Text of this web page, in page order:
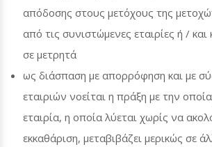
απόδοσης στους μετόχους της
από τις συνιστώμενες εταιρίες ή /
σε μετρητά
ως διάσπαση με απορρόφηση και με
εταιριών νοείται η πράξη με την
εταιρία, η οποία λύεται χωρίς να
εκκαθάριση, μεταβιβάζει μερικώς σε